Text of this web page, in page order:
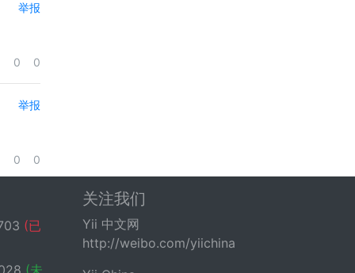
举报
0 0
举报
0 0
(已
(未
关注我们
Yii 中文网
http://weibo.com/yiichina